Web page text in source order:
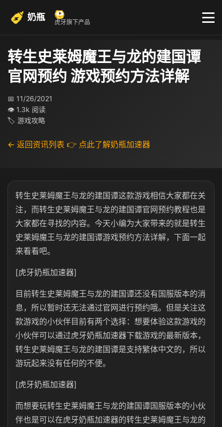
奶瓶 虎牙旗下产品
转生史莱姆魔王与龙的建国谭
官网预约 游戏预约方法详解
📅 11/26/2021
👁 1.3k 阅读
🏷 游戏攻略
← 返回资讯列表 👉 点此了解奶瓶加速器
转生史莱姆魔王与龙的建国谭这款游戏相信大家都在关
注，而转生史莱姆魔王与龙的建国谭官网预约教程也是
大家都在寻找的内容。今天小编为大家带来的就是转生
史莱姆魔王与龙的建国谭游戏预约方法详解，下面一起
来看看吧。
[虎牙奶瓶加速器]
目前转生史莱姆魔王与龙的建国谭还没有国服版本的消
息，所以暂时还无法通过官网进行预约哦。但是关注这
款游戏的小伙伴目前有两个选择：想要体验这款游戏的
小伙伴可以通过虎牙奶瓶加速器下载游戏的最新版本，
转生史莱姆魔王与龙的建国谭是支持繁体中文的，所以
游玩起来没有任何的不便。
[虎牙奶瓶加速器]
而想要玩转生史莱姆魔王与龙的建国谭国服版本的小伙
伴也是可以在虎牙奶瓶加速器的转生史莱姆魔王与龙的